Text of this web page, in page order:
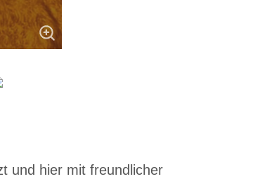
und hier mit freundlicher